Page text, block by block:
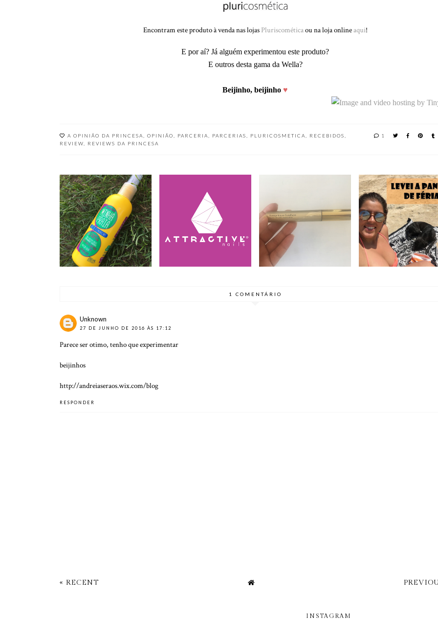
Encontram este produto à venda nas lojas Pluriscométicaou na loja onlineaqui!
E por aí? Já alguém experimentou este produto?
E outros desta gama da Wella?
Beijinho, beijinho ♥
1
A OPINIÃO DA PRINCESA OPINIÃO PARCERIA PARCERIAS PLURICOSMETICA RECEBIDOS
REVIEW
REVIEWS DA PRINCESA
REVIEW NOVEX
MINHA PRAIA DA
EMBELLEZE | BEDA
#23
ATTRACTIVE NAILS |
BEDA #22
KIKO MILANO
LUXURIOUS LASHES
// BEDA #19
A PANDORA FOI DE
FÉRIAS COMIGO! //
BEDA #18
1 COMENTÁRIO
Unknown
27 DE JUNHO DE 2016 ÀS 17:12
Parece ser otimo, tenho que experimentar
beijinhos
http://andreiaseraos.wix.com/blog
RESPONDER
« RECENT
INSTAGRAM